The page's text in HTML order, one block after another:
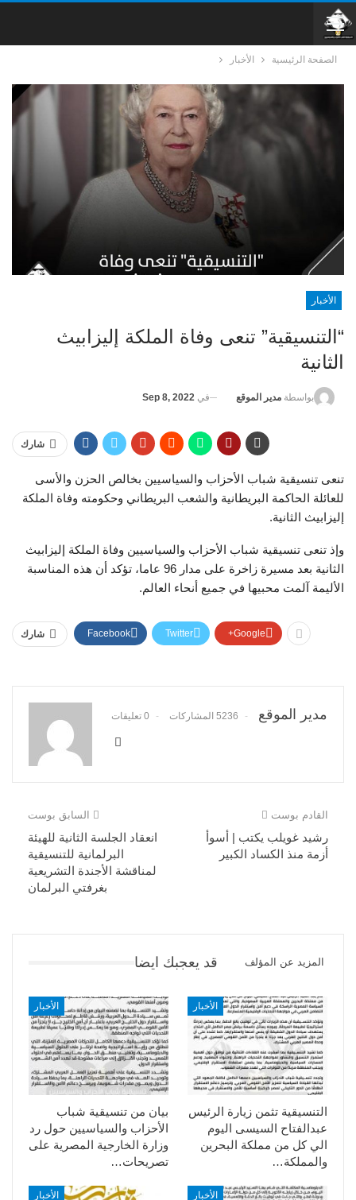
الصفحة الرئيسية الأخبار
الأخبار
“التنسيقية” تنعى وفاة الملكة إليزابيث
الثانية
بواسطة مدير الموقع في Sep 8, 2022
شارك
تنعى تنسيقية شباب الأحزاب والسياسيين بخالص الحزن والأسى
للعائلة الحاكمة البريطانية والشعب البريطاني وحكومته وفاة الملكة
إليزابيث الثانية.
وإذ تنعى تنسيقية شباب الأحزاب والسياسيين وفاة الملكة إليزابيث
الثانية بعد مسيرة زاخرة على مدار 96 عاما، تؤكد أن هذه المناسبة
الأليمة آلمت محبيها في جميع أنحاء العالم.
شارك Facebook Twitter Google+
مدير الموقع 5236 المشاركات 0 تعليقات
السابق بوست
انعقاد الجلسة الثانية للهيئة
البرلمانية للتنسيقية
لمناقشة الأجندة التشريعية
بغرفتي البرلمان
القادم بوست
رشيد غويلب يكتب | أسوأ
أزمة منذ الكساد الكبير
قد يعجبك ايضا المزيد عن المؤلف
الأخبار
بيان من تنسيقية شباب
الأحزاب والسياسيين حول رد
وزارة الخارجية المصرية على
تصريحات…
الأخبار
التنسيقية تثمن زيارة الرئيس
عبدالفتاح السيسى اليوم
الي كل من مملكة البحرين
والمملكة…
الأخبار الأخبار